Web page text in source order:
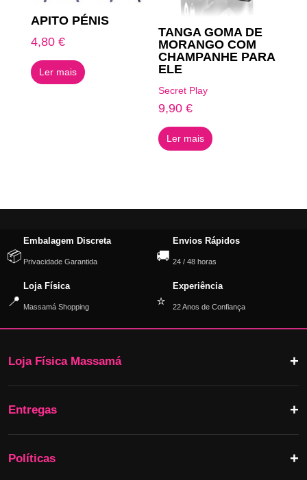
APITO PÉNIS
4,80 €
Ler mais
TANGA GOMA DE
MORANGO COM
CHAMPANHE PARA
ELE
Secret Play
9,90€
Ler mais
📦
Embalagem Discreta
Privacidade Garantida 🚚
Envios Rápidos
24 / 48 horas
📍
Loja Física
Massamá Shopping ⭐
Experiência
22 Anos de Confiança
Loja Física Massamá
Entregas
Políticas